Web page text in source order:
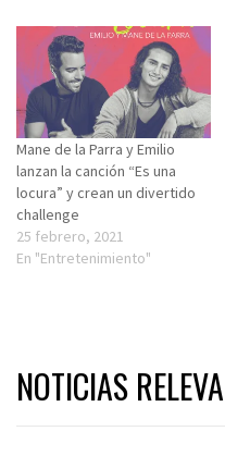
Mane de la Parra y Emilio
lanzan la canción “Es una
locura” y crean un divertido
challenge
25 febrero, 2021
En "Entretenimiento"
NOTICIAS